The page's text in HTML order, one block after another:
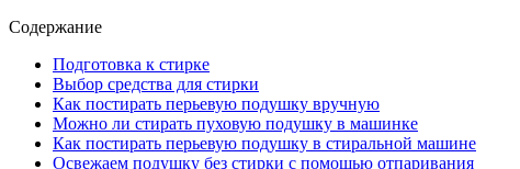
Содержание
Подготовка к стирке
Выбор средства для стирки
Как постирать перьевую подушку вручную
Можно ли стирать пуховую подушку в машинке
Как постирать перьевую подушку в стиральной машине
Освежаем подушку без стирки с помощью отпаривания